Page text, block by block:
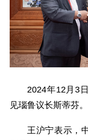
2024年12月3
见瑙鲁议长斯蒂芬。
王沪宁表示，